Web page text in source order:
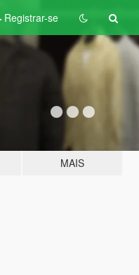
Registrar-se
MAIS